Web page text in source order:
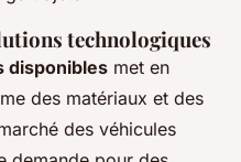
technologiques
disponibles met en
des matériaux et des
des véhicules